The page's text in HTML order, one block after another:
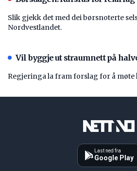
Slik gjekk det med dei børsnoterte
Nordvestlandet.
Vil byggje ut straumnett på
Regjeringa la fram forslag for å
Last ned fra
Google Play